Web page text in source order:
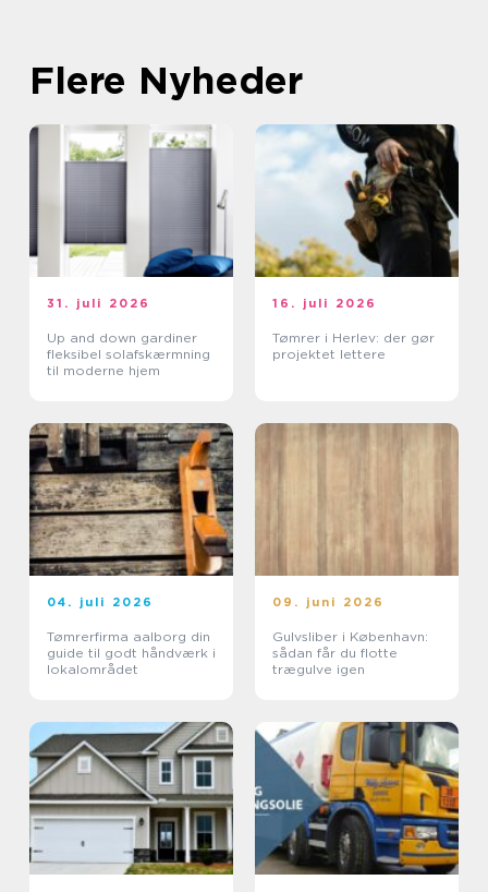
Flere Nyheder
31. juli 2026
Up and down gardiner
fleksibel solafskærmning
til moderne hjem
16. juli 2026
Tømrer i Herlev: der gør
projektet lettere
04. juli 2026
Tømrerfirma aalborg din
guide til godt håndværk i
lokalområdet
09. juni 2026
Gulvsliber i København:
sådan får du flotte
trægulve igen